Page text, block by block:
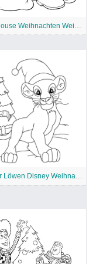
Mickey Mouse Weihnachten Weihnachtsmann
König der Löwen Disney Weihnachten